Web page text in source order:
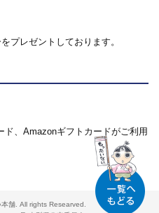
プレゼントしております。
、Amazonギフトカードがご利用
舗. All rights Researved.